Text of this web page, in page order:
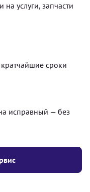
услуги, запчасти
сроки
исправный — без